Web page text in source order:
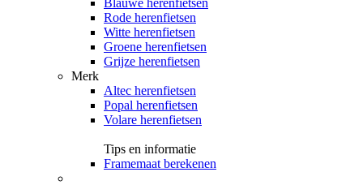
Blauwe herenfietsen
Rode herenfietsen
Witte herenfietsen
Groene herenfietsen
Grijze herenfietsen
Merk
Altec herenfietsen
Popal herenfietsen
Volare herenfietsen
Tips en informatie
Framemaat berekenen